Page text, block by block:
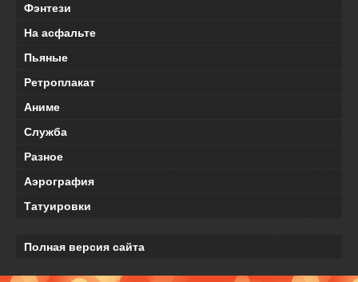
Фэнтези
На асфальте
Пьяные
Ретроплакат
Аниме
Служба
Разное
Аэрография
Татуировки
Полная версия сайта